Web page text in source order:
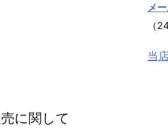
メ
（
当
に関して